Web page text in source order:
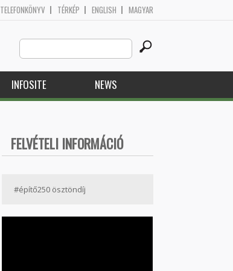
TELEFONKÖNYV TÉRKÉP ENGLISH MAGYAR
Search
this
site
INFOSITE NEWS
FELVÉTELI INFORMÁCIÓ
#építő250 ösztöndíj